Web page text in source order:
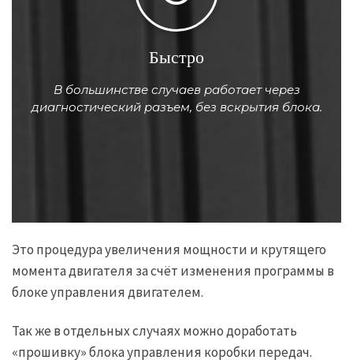
Быстро
В большинстве случаев работает через
диагностический разъем, без вскрытия блока.
Это процедура увеличения мощности и крутящего
момента двигателя за счёт изменения программы в
блоке управления двигателем.
Так же в отдельных случаях можно доработать
«прошивку» блока управления коробки передач.